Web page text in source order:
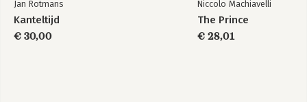
Jan Rotmans
Kanteltijd
€ 30,00
Niccolo Machiavelli
The Prince
€ 28,01